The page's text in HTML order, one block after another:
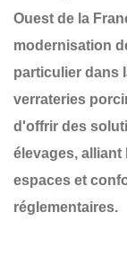
Ouest de la
modernisation
particulier dans
verrateries
d'offrir des
élevages, alliant
espaces et
réglementaires.